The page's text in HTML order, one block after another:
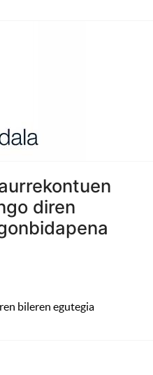
diren
bileren egutegia